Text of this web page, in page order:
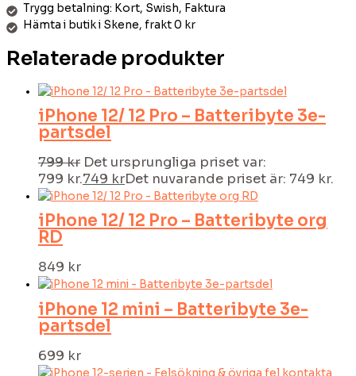
Trygg betalning: Kort, Swish, Faktura
Hämta i butik i Skene, frakt 0 kr
Relaterade produkter
iPhone 12/ 12 Pro – Batteribyte 3e-
partsdel
799kr Det ursprungliga priset var:
799 kr.749 krDet nuvarande priset är: 749 kr.
iPhone 12/ 12 Pro – Batteribyte org
RD
849 kr
iPhone 12 mini – Batteribyte 3e-
partsdel
699 kr